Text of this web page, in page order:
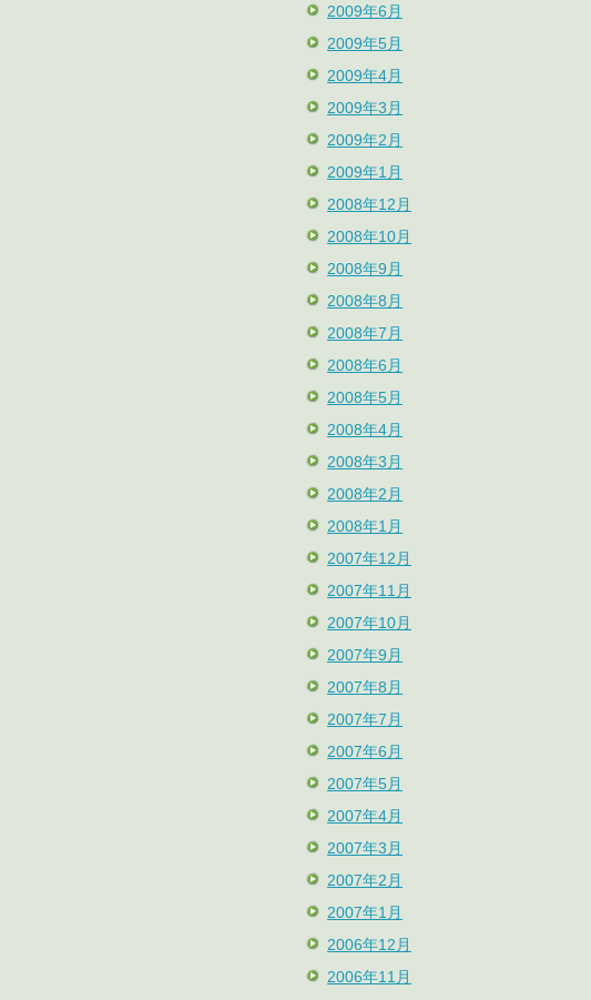
2009年6月
2009年5月
2009年4月
2009年3月
2009年2月
2009年1月
2008年12月
2008年10月
2008年9月
2008年8月
2008年7月
2008年6月
2008年5月
2008年4月
2008年3月
2008年2月
2008年1月
2007年12月
2007年11月
2007年10月
2007年9月
2007年8月
2007年7月
2007年6月
2007年5月
2007年4月
2007年3月
2007年2月
2007年1月
2006年12月
2006年11月